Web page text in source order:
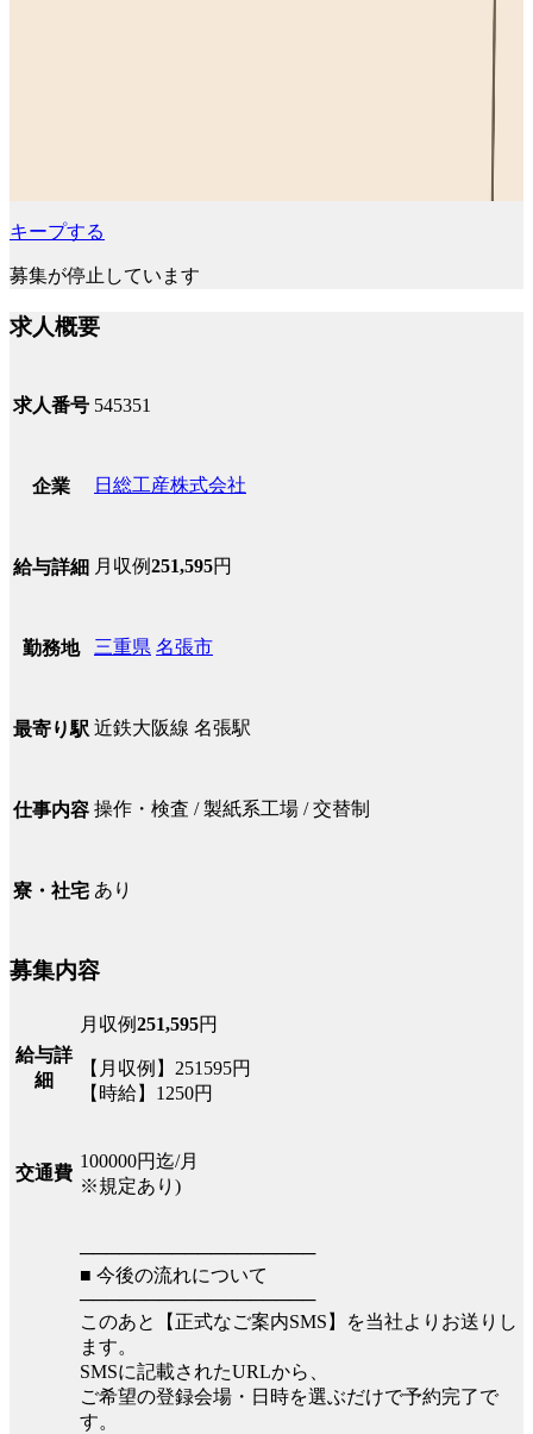
キープする
募集が停止しています
求人概要
求人番号 545351
企業 日総工産株式会社
給与詳細 月収例251,595円
勤務地 三重県 名張市
最寄り駅 近鉄大阪線 名張駅
仕事内容 操作・検査 / 製紙系工場 / 交替制
寮・社宅 あり
募集内容
給与詳
細
月収例251,595円
【月収例】251595円
【時給】1250円
交通費
100000円迄/月
※規定あり)
──────────────────
■ 今後の流れについて
──────────────────
このあと【正式なご案内SMS】を当社よりお送りし
ます。
SMSに記載されたURLから、
ご希望の登録会場・日時を選ぶだけで予約完了で
す。